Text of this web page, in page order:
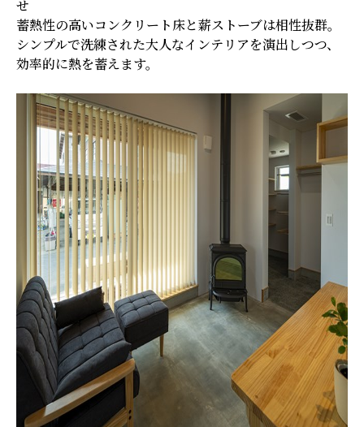
せ
蓄熱性の高いコンクリート床と薪ストーブは相性抜群。
シンプルで洗練された大人なインテリアを演出しつつ、
効率的に熱を蓄えます。